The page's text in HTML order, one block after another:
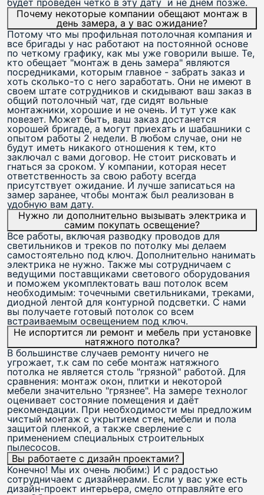
будет проведен четко в эту дату и не днём позже.
Почему некоторые компании обещают монтаж в
день замера, а у вас ожидание?
Потому что мы профильная потолочная компания и
все бригады у нас работают на постоянной основе
по четкому графику, как мы уже говорили выше. Те,
кто обещает "монтаж в день замера" являются
посредниками, которым главное - забрать заказ и
хоть сколько-то с него заработать. Они не имеют в
своем штате сотрудников и скидывают ваш заказ в
общий потолочный чат, где сидят вольные
монтажники, хорошие и не очень. И тут уже как
повезет. Может быть, ваш заказ достанется
хорошей бригаде, а могут приехать и шабашники с
опытом работы 2 недели. В любом случае, они не
будут иметь никакого отношения к тем, кто
заключал с вами договор. Не стоит рисковать и
гнаться за сроком. У компании, которая несет
ответственность за свою работу всегда
присутствует ожидание. И лучше записаться на
замер заранее, чтобы монтаж был реализован в
удобную вам дату.
Нужно ли дополнительно вызывать электрика и
самим покупать освещение?
Все работы, включая разводку проводов для
светильников и треков по потолку мы делаем
самостоятельно под ключ. Дополнительно нанимать
электрика не нужно. Также мы сотрудничаем с
ведущими поставщиками светового оборудования
и поможем укомплектовать ваш потолок всем
необходимым: точечными светильниками, треками,
диодной лентой для контурной подсветки. С нами
вы получаете готовый потолок со всем
встраиваемым освещением под ключ.
Не испортится ли ремонт и мебель при установке
натяжного потолка?
В большинстве случаев ремонту ничего не
угрожает, т.к сам по себе монтаж натяжного
потолка не является столь "грязной" работой. Для
сравнения: монтаж окон, плитки и некоторой
мебели значительно "грязнее". На замере технолог
оценивает состояние помещения и даёт
рекомендации. При необходимости мы предложим
чистый монтаж с укрытием стен, мебели и пола
защитой пленкой, а также сверление с
применением специальных строительных
пылесосов.
Вы работаете с дизайн проектами?
Конечно! Мы их очень любим:) И с радостью
сотрудничаем с дизайнерами. Если у вас уже есть
дизайн-проект интерьера, смело отправляйте его